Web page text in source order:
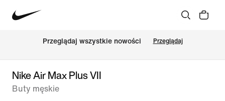
Przeglądaj wszystkie nowości Przeglądaj
Nike Air Max Plus VII
Buty męskie